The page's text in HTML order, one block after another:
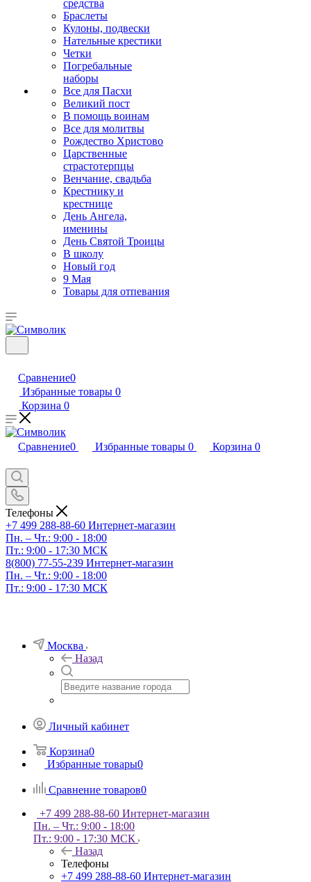
средства
Браслеты
Кулоны, подвески
Нательные крестики
Четки
Погребальные
наборы
Все для Пасхи
Великий пост
В помощь воинам
Все для молитвы
Рождество Христово
Царственные
страстотерпцы
Венчание, свадьба
Крестнику и
крестнице
День Ангела,
именины
День Святой Троицы
В школу
Новый год
9 Мая
Товары для отпевания
Сравнение0
Избранные товары 0
Корзина 0
Сравнение0 Избранные товары 0 Корзина 0
Телефоны
+7 499 288-88-60 Интернет-магазин
Пн. – Чт.: 9:00 - 18:00
Пт.: 9:00 - 17:30 МСК
8(800) 77-55-239 Интернет-магазин
Пн. – Чт.: 9:00 - 18:00
Пт.: 9:00 - 17:30 МСК
Москва
Назад
Личный кабинет
Корзина0
Избранные товары0
Сравнение товаров0
+7 499 288-88-60 Интернет-магазин
Пн. – Чт.: 9:00 - 18:00
Пт.: 9:00 - 17:30 МСК
Назад
Телефоны
+7 499 288-88-60 Интернет-магазин